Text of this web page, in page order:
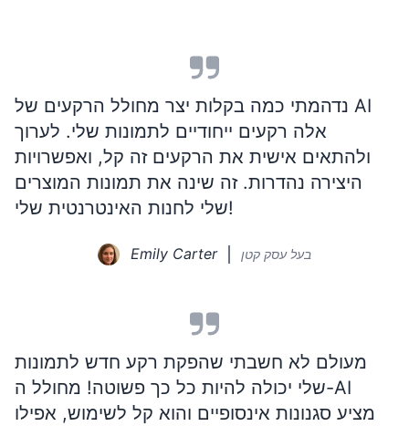
נדהמתי כמה בקלות יצר מחולל הרקעים של AI
אלה רקעים ייחודיים לתמונות שלי. לערוך
ולהתאים אישית את הרקעים זה קל, ואפשרויות
היצירה נהדרות. זה שינה את תמונות המוצרים
שלי לחנות האינטרנטית שלי!
Emily Carter בעל עסק קטן
מעולם לא חשבתי שהפקת רקע חדש לתמונות
שלי יכולה להיות כל כך פשוטה! מחולל ה-AI
מציע סגנונות אינסופיים והוא קל לשימוש, אפילו